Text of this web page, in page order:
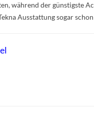
während der günstigste
Ausstattung sogar